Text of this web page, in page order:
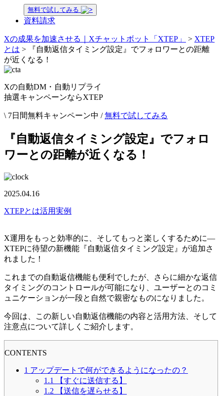
無料で試してみる
資料請求
Xの成果を加速させる｜Xチャットボット「XTEP」 > XTEP
とは >
『自動返信タイミング設定』でフォロワーとの距離
が近くなる！
Xの自動DM・自動リプライ
抽選キャンペーンならXTEP
\ 7日間無料キャンペーン中 / 無料で試してみる
『自動返信タイミング設定』でフォロ
ワーとの距離が近くなる！
2025.04.16
XTEPとは活用実例
X運用をもっと効率的に、そしてもっと楽しくするために—
XTEPに待望の新機能『自動返信タイミング設定』が追加さ
れました！
これまでの自動返信機能も便利でしたが、さらに細かな返信
タイミングのコントロールが可能になり、ユーザーとのコミ
ュニケーションが一段と自然で親密なものになりました。
今回は、この新しい自動返信機能の内容と活用方法、そして
注意点について詳しくご紹介します。
CONTENTS
1 アップデートで何ができるようになったの？
1.1
【すぐに送信する】
1.2 【送信を遅らせる】